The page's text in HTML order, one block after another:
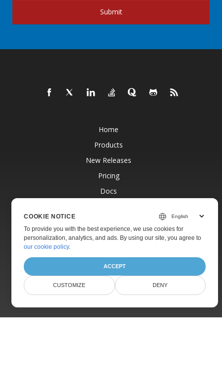
Submit
Home
Products
New Releases
Pricing
Docs
Paid Support
Blog
Websites
COOKIE NOTICE
To provide you with the best experience, we use cookies for
personalization, analytics, and ads. By using our site, you agree to
our cookie policy.
ACCEPT
CUSTOMIZE DENY